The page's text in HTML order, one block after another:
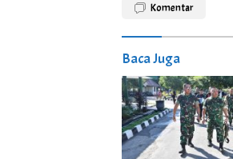
Komentar
Baca Juga